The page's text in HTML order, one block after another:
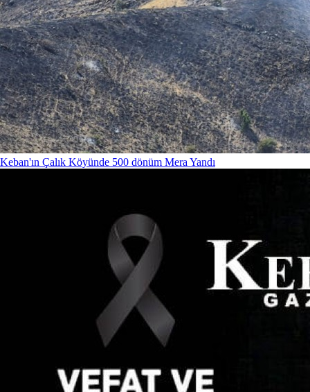
Keban'ın Çalık Köyünde 500 dönüm Mera Yandı